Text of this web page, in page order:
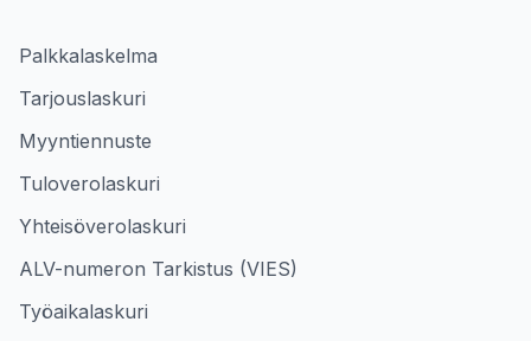
Palkkalaskelma
Tarjouslaskuri
Myyntiennuste
Tuloverolaskuri
Yhteisöverolaskuri
ALV-numeron Tarkistus (VIES)
Työaikalaskuri